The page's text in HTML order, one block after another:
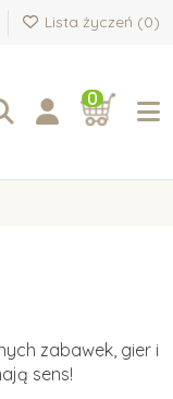
Lista życzeń (0)
0
zabawek, gier i
sens!